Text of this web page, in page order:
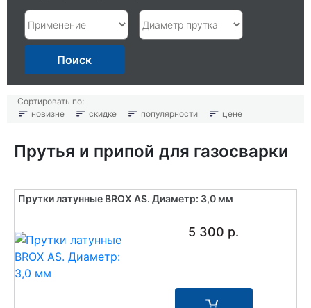
Поиск
Сортировать по:
новизне
скидке популярности цене
Прутья и припой для газосварки
Прутки латунные BROX AS. Диаметр: 3,0 мм
5 300 р.